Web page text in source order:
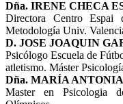
Dña. IRENE CHECA
Directora Centro
Metodología Univ.
D. JOSE JOAQUIN
Psicólogo Escuela de
atletismo. Máster
Dña. MARÍA
Master en Psicologia